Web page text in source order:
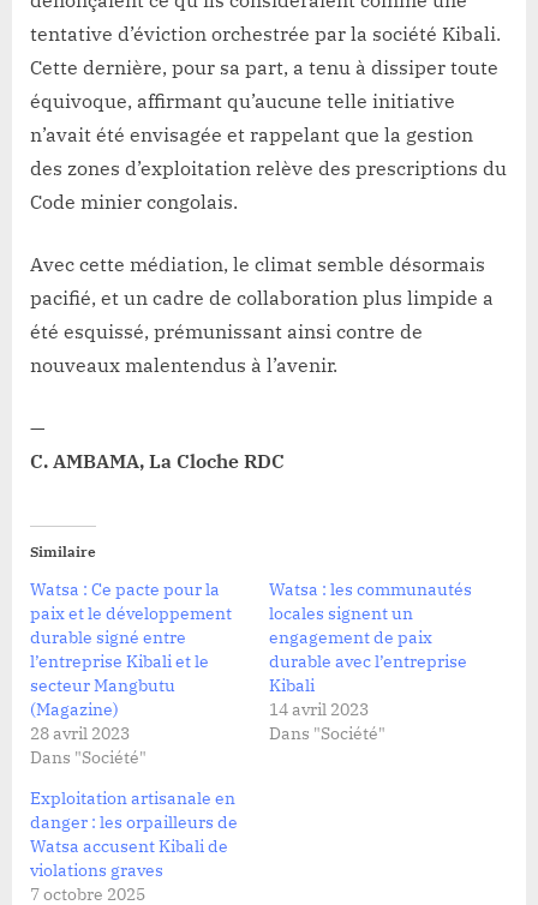
tentative d’éviction orchestrée par la société Kibali.
Cette dernière, pour sa part, a tenu à dissiper toute
équivoque, affirmant qu’aucune telle initiative
n’avait été envisagée et rappelant que la gestion
des zones d’exploitation relève des prescriptions du
Code minier congolais.
Avec cette médiation, le climat semble désormais
pacifié, et un cadre de collaboration plus limpide a
été esquissé, prémunissant ainsi contre de
nouveaux malentendus à l’avenir.
—
C. AMBAMA, La Cloche RDC
Similaire
Watsa : Ce pacte pour la
paix et le développement
durable signé entre
l’entreprise Kibali et le
secteur Mangbutu
(Magazine)
28 avril 2023
Dans "Société"
Watsa : les communautés
locales signent un
engagement de paix
durable avec l’entreprise
Kibali
14 avril 2023
Dans "Société"
Exploitation artisanale en
danger : les orpailleurs de
Watsa accusent Kibali de
violations graves
7 octobre 2025